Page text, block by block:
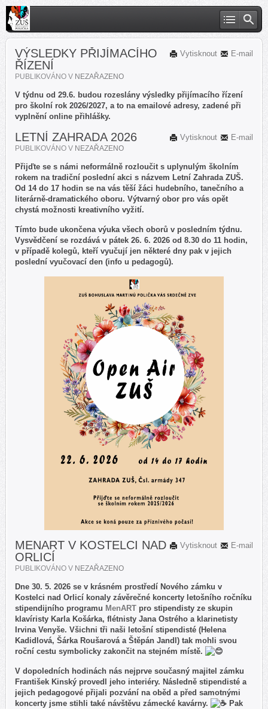
E-mail
Vytisknout
VÝSLEDKY PŘIJÍMACÍHO
ŘÍZENÍ
PUBLIKOVÁNO V NEZAŘAZENO
V týdnu od 29.6. budou rozeslány výsledky přijímacího řízení
pro školní rok 2026/2027, a to na emailové adresy, zadené při
vyplnění online přihlášky.
E-mail
Vytisknout
LETNÍ ZAHRADA 2026
PUBLIKOVÁNO V NEZAŘAZENO
Přijďte se s námi neformálně rozloučit s uplynulým školním
rokem na tradiční poslední akci s názvem Letní Zahrada ZUŠ.
Od 14 do 17 hodin se na vás těší žáci hudebního, tanečního a
literárně-dramatického oboru. Výtvarný obor pro vás opět
chystá možnosti kreativního vyžití.
Tímto bude ukončena výuka všech oborů v posledním týdnu.
Vysvědčení se rozdává v pátek 26. 6. 2026 od 8.30 do 11 hodin,
v případě kolegů, kteří vyučují jen některé dny pak v jejich
poslední vyučovací den (info u pedagogů).
E-mail
Vytisknout
MENART V KOSTELCI NAD
ORLICÍ
PUBLIKOVÁNO V NEZAŘAZENO
Dne 30. 5. 2026 se v krásném prostředí Nového zámku v
Kostelci nad Orlicí konaly závěrečné koncerty letošního ročníku
stipendijního programu MenART pro stipendisty ze skupin
klavíristy Karla Košárka, flétnisty Jana Ostrého a klarinetisty
Irvina Venyše. Všichni tři naši letošní stipendisté (Helena
Kadidlová, Šárka Roušarová a Štěpán Jandl) tak mohli svou
roční cestu symbolicky zakončit na stejném místě.
V dopoledních hodinách nás nejprve současný majitel zámku
František Kinský provedl jeho interiéry. Následně stipendisté a
jejich pedagogové přijali pozvání na oběd a před samotnými
koncerty jsme stihli také návštěvu zámecké kavárny.
Pak